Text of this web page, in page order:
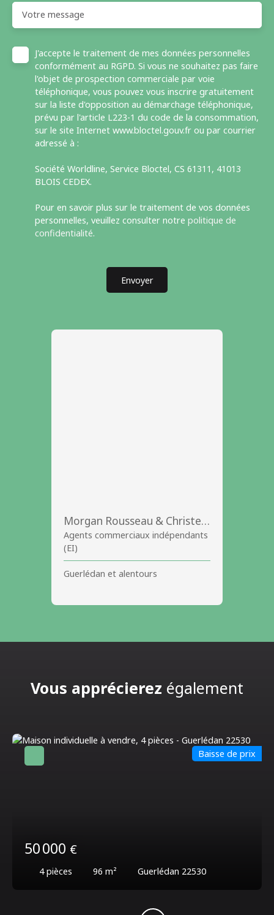
Votre message
J'accepte le traitement de mes données personnelles
conformément au RGPD. Si vous ne souhaitez pas faire
l'objet de prospection commerciale par voie
téléphonique, vous pouvez vous inscrire gratuitement
sur la liste d'opposition au démarchage téléphonique,
prévu par l'article L223-1 du code de la consommation,
sur le site Internet www.bloctel.gouv.fr ou par courrier
adressé à :
Société Worldline, Service Bloctel, CS 61311, 41013
BLOIS CEDEX.
Pour en savoir plus sur le traitement de vos données
personnelles, veuillez consulter notre politique de
confidentialité.
Envoyer
Morgan Rousseau & Christelle JAN
Agents commerciaux indépendants
(EI)
Guerlédan et alentours
Vous apprécierez également
50 000 €
4pièces 96 m² Guerlédan 22530
Baisse de prix